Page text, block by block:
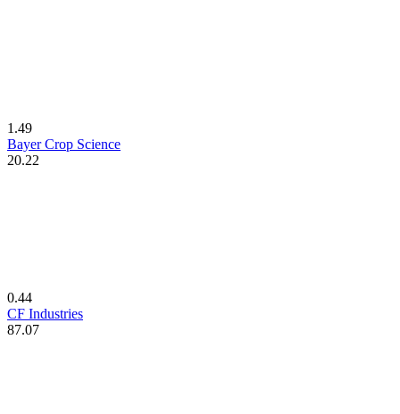
1.49
Bayer Crop Science
20.22
0.44
CF Industries
87.07